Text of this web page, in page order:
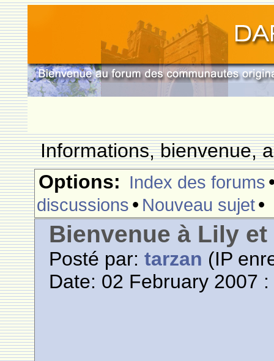
Informations, bienvenue,
Options: Index des forums
discussions • Nouveau sujet•
Bienvenue à Lily
Posté par:tarzan (IP
Date: 02 February 2007